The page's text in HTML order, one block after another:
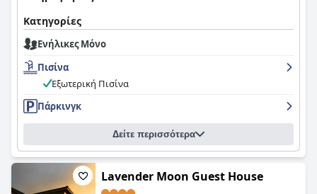
Κατηγορίες
Ενήλικες Μόνο
Πισίνα
Εξωτερική Πισίνα
Πάρκινγκ
Δείτε περισσότερα
Lavender Moon Guest House